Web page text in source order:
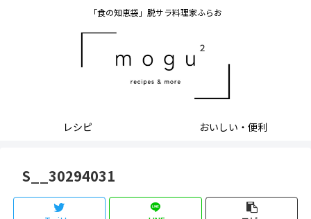
「食の知恵袋」脱サラ料理家ふらお
レシピ おいしい・便利
S__30294031